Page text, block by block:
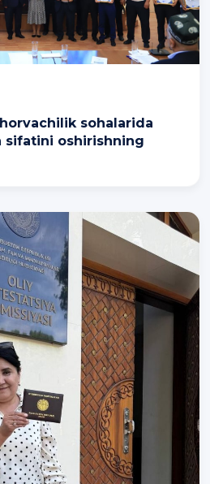
sohalarida
sifatini oshirishning